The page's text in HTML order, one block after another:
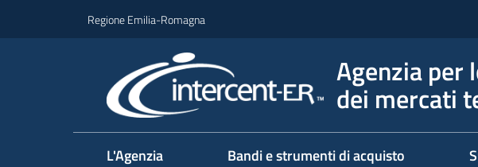
Regione Emilia-Romagna
Agenzia per
dei mercati
L'Agenzia Bandi e strumenti di acquisto